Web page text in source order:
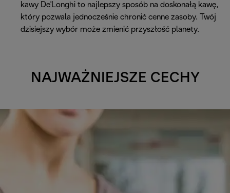
kawy De'Longhi to najlepszy sposób na doskonałą kawę,
który pozwala jednocześnie chronić cenne zasoby. Twój
dzisiejszy wybór może zmienić przyszłość planety.
NAJWAŻNIEJSZE CECHY